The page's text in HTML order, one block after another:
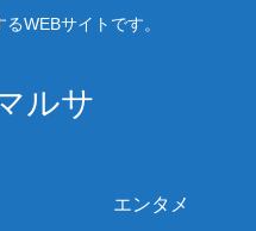
WEBサイトです。
ルサ
エンタメ